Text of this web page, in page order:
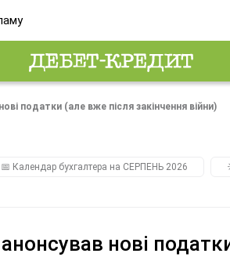
податки (але вже після закінчення війни)
📅 Календар бухгалтера на СЕРПЕНЬ 2026
нові